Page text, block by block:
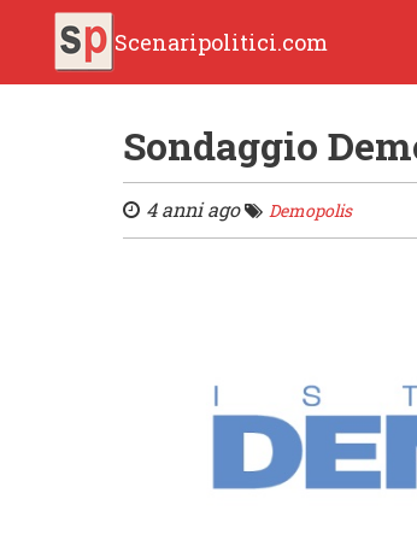
Scenaripolitici.com
Sondaggio
4 anni ago Demopolis